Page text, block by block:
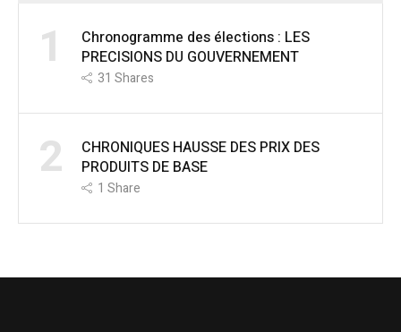
1
Chronogramme des élections : LES
PRECISIONS DU GOUVERNEMENT
31 Shares
2
CHRONIQUES HAUSSE DES PRIX DES
PRODUITS DE BASE
1 Share